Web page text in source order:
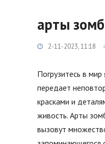
арты
2-11-2023, 11:18
Погрузитесь в
передает
красками и
живость. Арты
вызовут